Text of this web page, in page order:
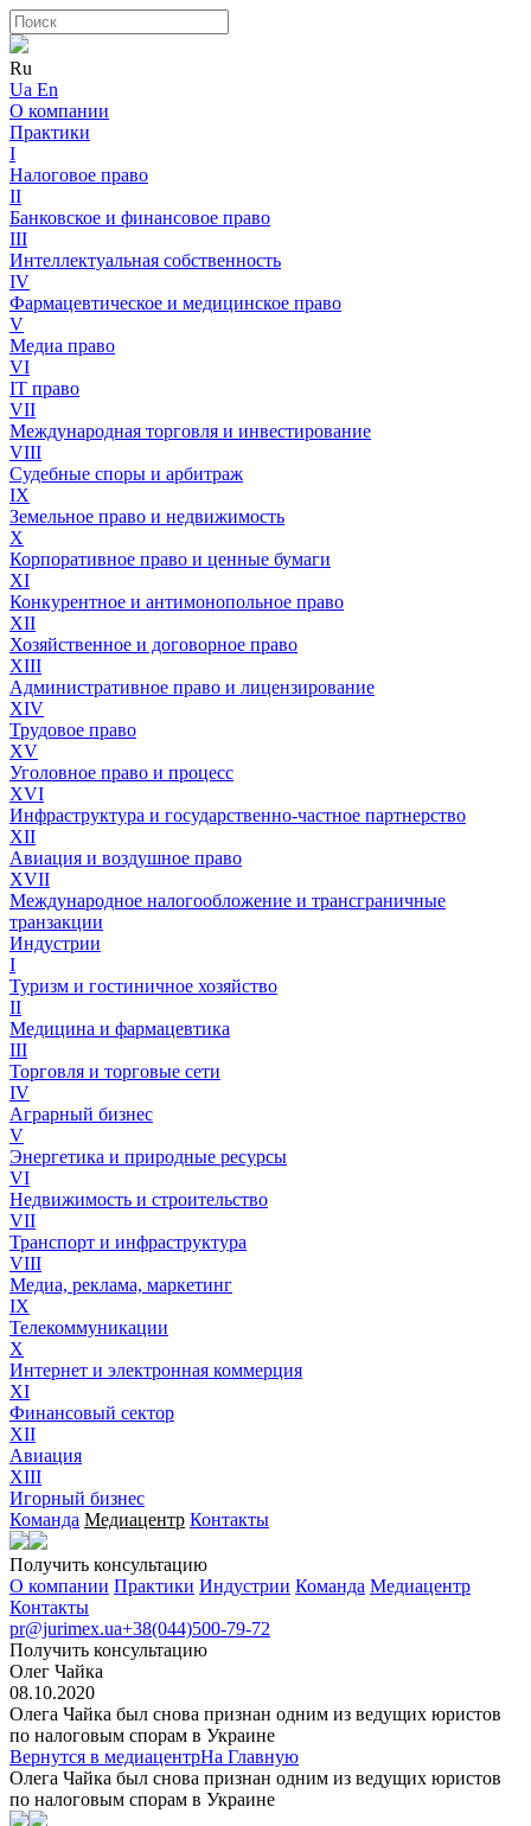
Ru
Ua En
О компании
Практики
I
Налоговое право
II
Банковское и финансовое право
III
Интеллектуальная собственность
IV
Фармацевтическое и медицинское право
V
Медиа право
VI
IT право
VII
Международная торговля и инвестирование
VIII
Судебные споры и арбитраж
IX
Земельное право и недвижимость
X
Корпоративное право и ценные бумаги
XI
Конкурентное и антимонопольное право
XII
Хозяйственное и договорное право
XIII
Административное право и лицензирование
XIV
Трудовое право
XV
Уголовное право и процесс
XVI
Инфраструктура и государственно-частное партнерство
XII
Авиация и воздушное право
XVII
Международное налогообложение и трансграничные
транзакции
Индустрии
I
Туризм и гостиничное хозяйство
II
Медицина и фармацевтика
III
Торговля и торговые сети
IV
Аграрный бизнес
V
Энергетика и природные ресурсы
VI
Недвижимость и строительство
VII
Транспорт и инфраструктура
VIII
Медиа, реклама, маркетинг
IX
Телекоммуникации
X
Интернет и электронная коммерция
XI
Финансовый сектор
XII
Авиация
XIII
Игорный бизнес
Команда Медиацентр Контакты
Получить консультацию
О компании Практики Индустрии Команда Медиацентр
Контакты
pr@jurimex.ua+38(044)500-79-72
Получить консультацию
Олег Чайка
08.10.2020
Олега Чайка был снова признан одним из ведущих юристов
по налоговым спорам в Украине
Вернутся в медиацентрНа Главную
Олега Чайка был снова признан одним из ведущих юристов
по налоговым спорам в Украине